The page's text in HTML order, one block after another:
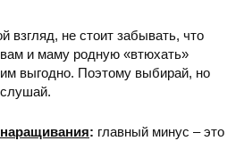
взгляд, не стоит забывать, что
и маму родную «втюхать»
выгодно. Поэтому выбирай, но
слушай.
: главный минус – это